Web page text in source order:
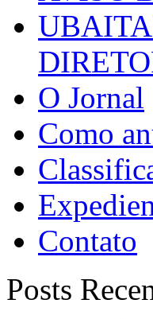
O Jornal
Como
Contato
Posts